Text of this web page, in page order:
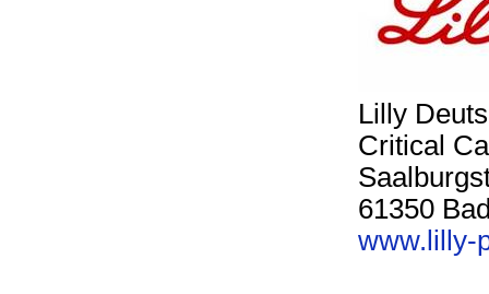
Lilly
Critical
61350
www.lilly-